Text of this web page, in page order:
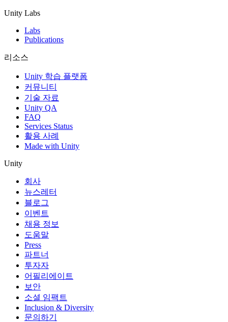
Unity Labs
Labs
Publications
리소스
Unity 학습 플랫폼
커뮤니티
기술 자료
Unity QA
FAQ
Services Status
활용 사례
Made with Unity
Unity
회사
뉴스레터
블로그
이벤트
채용 정보
도움말
Press
파트너
투자자
어필리에이트
보안
소셜 임팩트
Inclusion & Diversity
문의하기